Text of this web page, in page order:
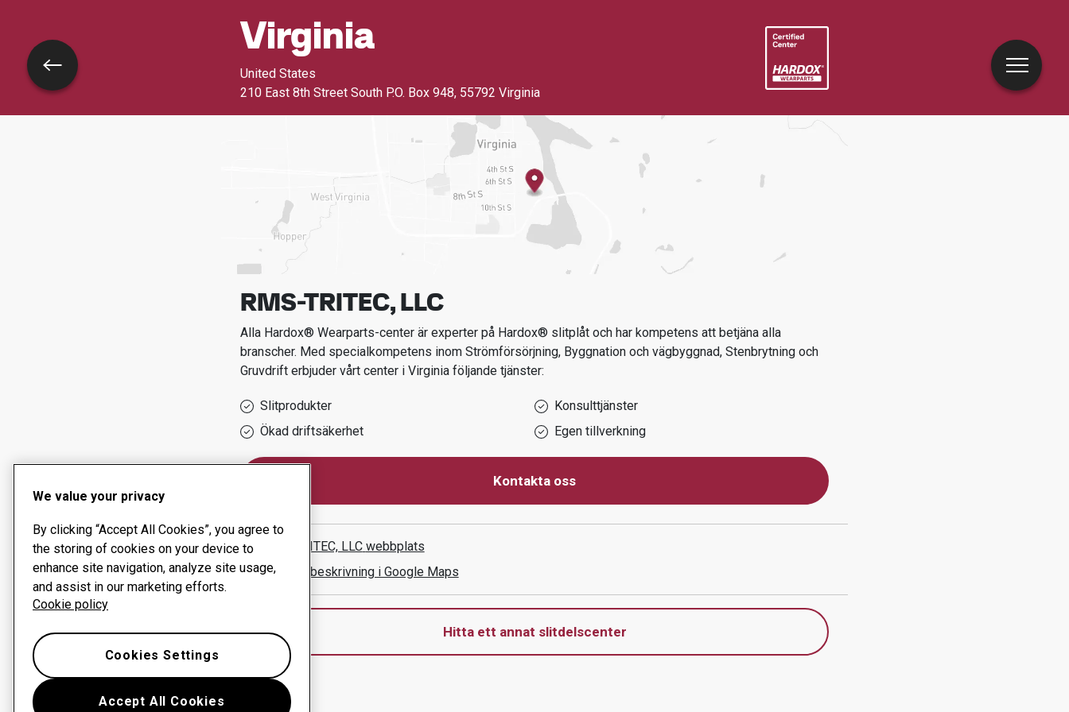
Virginia
United States
210 East 8th Street South P.O. Box 948, 55792 Virginia
RMS-TRITEC, LLC
Alla Hardox® Wearparts-center är experter på Hardox® slitplåt och har kompetens att betjäna alla
branscher. Med specialkompetens inom Strömförsörjning, Byggnation och vägbyggnad, Stenbrytning och
Gruvdrift erbjuder vårt center i Virginiaföljande tjänster:
Slitprodukter
Konsulttjänster
Ökad driftsäkerhet
Egen tillverkning
Kontakta oss
RMS-TRITEC, LLC webbplats
Visa vägbeskrivning i Google Maps
Hitta ett annat slitdelscenter
Tillbaka
We value your privacy
By clicking “Accept All Cookies”, you agree to
the storing of cookies on your device to
enhance site navigation, analyze site usage,
and assist in our marketing efforts.
Cookie policy
Accept All Cookies
Cookies Settings